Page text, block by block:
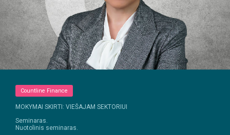
Countline Finance
MOKYMAI SKIRTI: VIEŠAJAM SEKTORIUI
Seminaras.
Nuotolinis seminaras.